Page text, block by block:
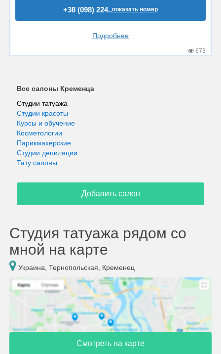
+38 (098) 224..показать номер
Подробнее
673
Все салоны Кременца
Студии татуажа
Студии красоты
Курсы и обучение
Косметологии
Парикмахерские
Студии депиляции
Тату салоны
Добавить салон
Студия татуажа рядом со
мной на карте
Украина, Тернопольская, Кременец
Смотреть на карте